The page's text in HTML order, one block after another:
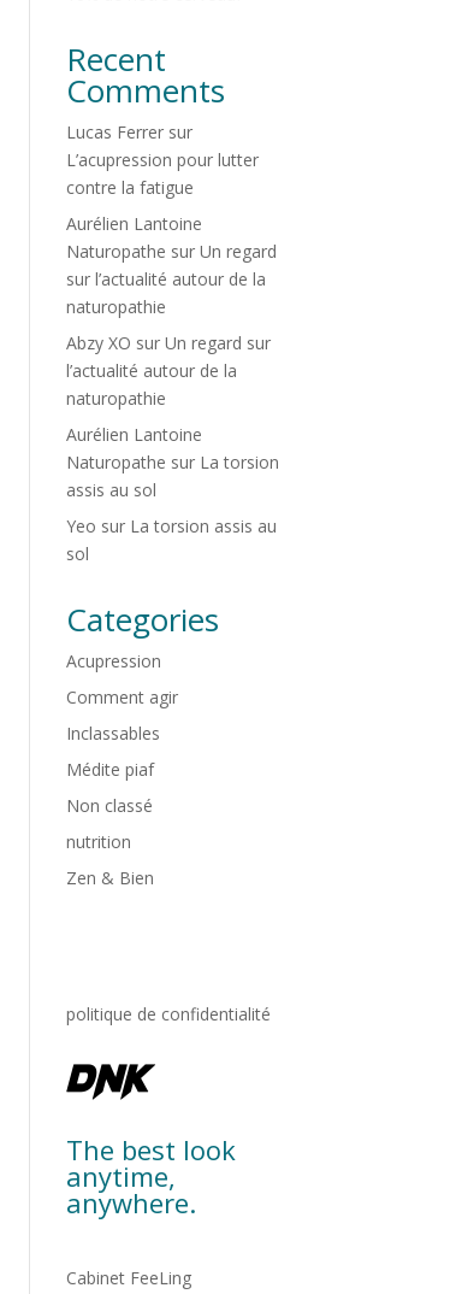
Recent
Comments
Lucas Ferrer sur
L’acupression pour lutter
contre la fatigue
Aurélien Lantoine
Naturopathe surUn regard
sur l’actualité autour de la
naturopathie
Abzy XO surUn regard sur
l’actualité autour de la
naturopathie
Aurélien Lantoine
Naturopathe sur La torsion
assis au sol
Yeo sur La torsion assis au
sol
Categories
Acupression
Comment agir
Inclassables
Médite piaf
Non classé
nutrition
Zen & Bien
politique de confidentialité
The best look
anytime,
anywhere.
Cabinet FeeLing